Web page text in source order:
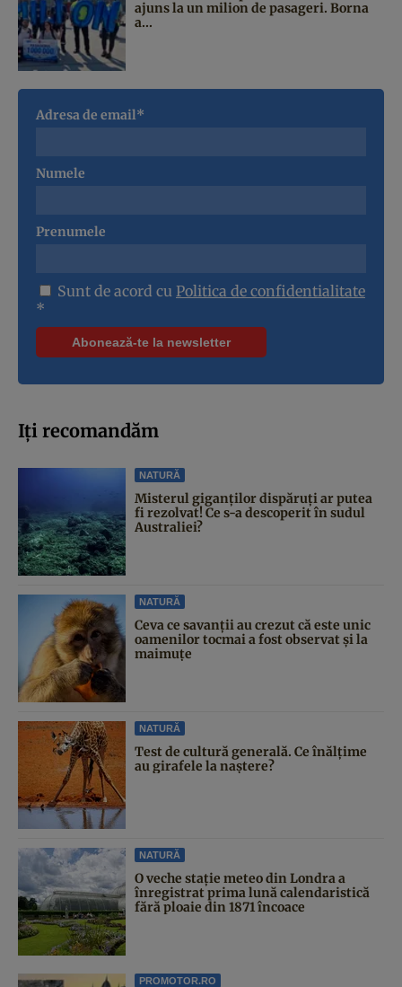
ajuns la un milion de pasageri. Borna
a...
Adresa de email*
Numele
Prenumele
Sunt de acord cu Politica de confidentialitate
*
Iți recomandăm
NATURĂ
Misterul giganților dispăruți ar putea
fi rezolvat! Ce s-a descoperit în sudul
Australiei?
NATURĂ
Ceva ce savanții au crezut că este unic
oamenilor tocmai a fost observat și la
maimuțe
NATURĂ
Test de cultură generală. Ce înălțime
au girafele la naștere?
NATURĂ
O veche stație meteo din Londra a
înregistrat prima lună calendaristică
fără ploaie din 1871 încoace
PROMOTOR.RO